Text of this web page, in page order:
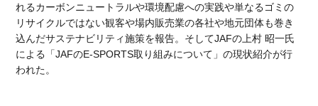
れるカーボンニュートラルや環境配慮への実践や単なるゴミの
リサイクルではない観客や場内販売業の各社や地元団体も巻き
込んだサステナビリティ施策を報告。そしてJAFの上村 昭一氏
による「JAFのE-SPORTS取り組みについて」の現状紹介が行
われた。